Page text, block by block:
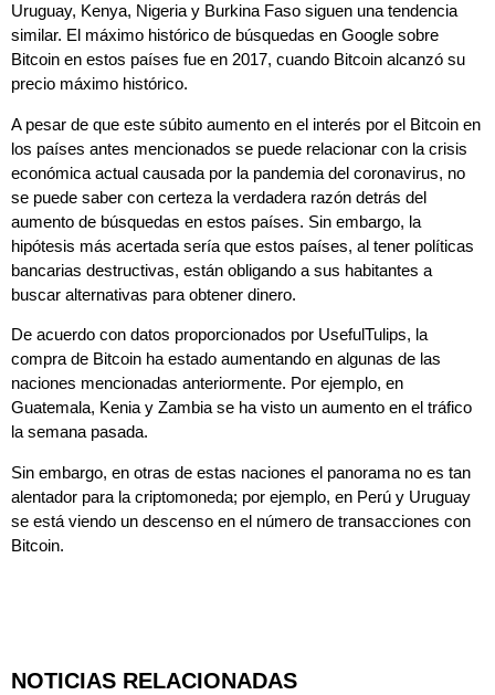
Uruguay, Kenya, Nigeria y Burkina Faso siguen una tendencia
similar. El máximo histórico de búsquedas en Google sobre
Bitcoin en estos países fue en 2017, cuando Bitcoin alcanzó su
precio máximo histórico.
A pesar de que este súbito aumento en el interés por el Bitcoin en
los países antes mencionados se puede relacionar con la crisis
económica actual causada por la pandemia del coronavirus, no
se puede saber con certeza la verdadera razón detrás del
aumento de búsquedas en estos países. Sin embargo, la
hipótesis más acertada sería que estos países, al tener políticas
bancarias destructivas, están obligando a sus habitantes a
buscar alternativas para obtener dinero.
De acuerdo con datos proporcionados por UsefulTulips, la
compra de Bitcoin ha estado aumentando en algunas de las
naciones mencionadas anteriormente. Por ejemplo, en
Guatemala, Kenia y Zambia se ha visto un aumento en el tráfico
la semana pasada.
Sin embargo, en otras de estas naciones el panorama no es tan
alentador para la criptomoneda; por ejemplo, en Perú y Uruguay
se está viendo un descenso en el número de transacciones con
Bitcoin.
NOTICIAS RELACIONADAS